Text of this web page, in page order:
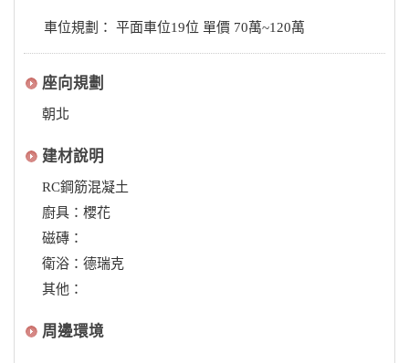
車位規劃： 平面車位19位 單價 70萬~120萬
座向規劃
朝北
建材說明
RC鋼筋混凝土
廚具：櫻花
磁磚：
衛浴：德瑞克
其他：
周邊環境